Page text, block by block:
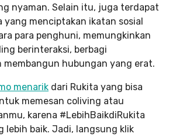
nyaman. Selain itu, juga terdapat
yang menciptakan ikatan sosial
para penghuni, memungkinkan
berinteraksi, berbagi
membangun hubungan yang erat.
menarik dari Rukita yang bisa
memesan coliving atau
karena #LebihBaikdiRukita
lebih baik. Jadi, langsung klik